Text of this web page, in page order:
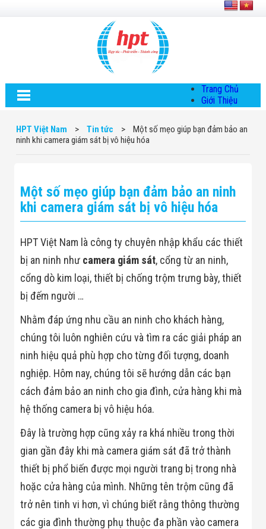
Trang Chủ
Giới Thiệu
Nam
Hội Đồng Quản
Mật Thông Tin
Chiến Lược
Phát Triển
Thông Tin
Chuyển Khoản
Giải Pháp
Giải Pháp Thiết
Bị Ngành Thủy
Sản - Đông
Bị Ngành Thực
Phẩm Đóng Gói
Giải Pháp Thiết
Bị Ngành May
Mặc - Giày Da
Giải Pháp Thiết
Kiện Điện Tử
Dục
Giải Pháp Thiết
Bị Ngành Bán
Lẻ - Retail
Giải Pháp
Chuyên Dụng
Ngành Công An
- Quân Đội
Giải Pháp Bãi
HPT Việt Nam > Tin tức >
Một số mẹo giúp bạn đảm bảo an
ninh khi camera giám sát bị vô hiệu hóa
Một số mẹo giúp bạn đảm bảo an ninh
khi camera giám sát bị vô hiệu hóa
HPT Việt Nam là công ty chuyên nhập khẩu các thiết
bị an ninh như camera giám sát, cổng từ an ninh,
cổng dò kim loại, thiết bị chống trộm trưng bày, thiết
bị đếm người …
Nhằm đáp ứng nhu cầu an ninh cho khách hàng,
chúng tôi luôn nghiên cứu và tìm ra các giải pháp an
ninh hiệu quả phù hợp cho từng đối tượng, doanh
nghiệp. Hôm nay, chúng tôi sẽ hướng dẫn các bạn
cách đảm bảo an ninh cho gia đình, cửa hàng khi mà
hệ thống camera bị vô hiệu hóa.
Đây là trường hợp cũng xảy ra khá nhiều trong thời
gian gần đây khi mà camera giám sát đã trở thành
thiết bị phổ biến được mọi người trang bị trong nhà
hoặc cửa hàng của mình. Những tên trộm cũng đã
trở nên tinh vi hơn, vì chúng biết rằng thông thường
các gia đình thường phụ thuộc đa phần vào camera